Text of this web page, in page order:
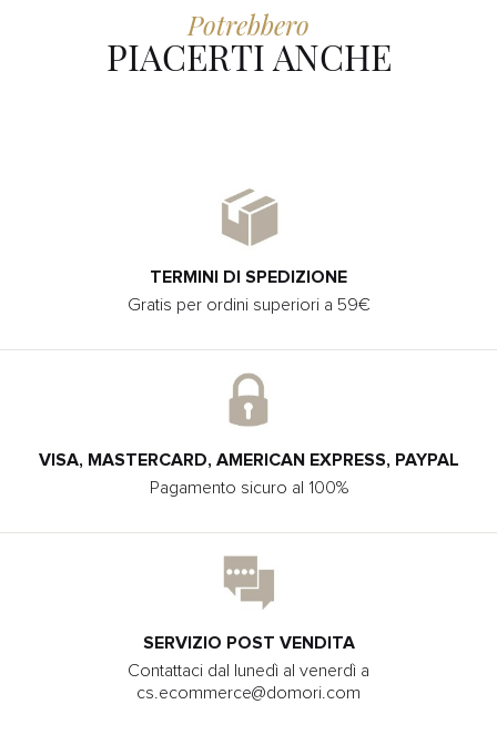
Potrebbero
PIACERTI ANCHE
TERMINI DI SPEDIZIONE
Gratis per ordini superiori a 59€
VISA, MASTERCARD, AMERICAN EXPRESS, PAYPAL
Pagamento sicuro al 100%
SERVIZIO POST VENDITA
Contattaci dal lunedì al venerdì a
cs.ecommerce@domori.com